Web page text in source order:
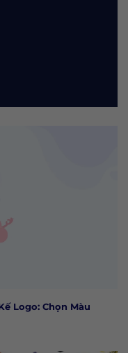
Logo: Chọn Màu